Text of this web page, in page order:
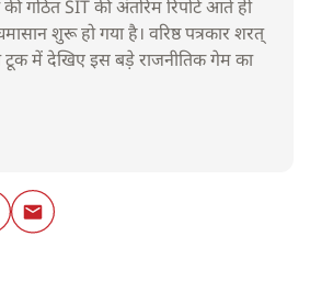
गठित SIT की अंतरिम रिपोर्ट आते ही
शुरू हो गया है। वरिष्ठ पत्रकार शरत्
टूक में देखिए इस बड़े राजनीतिक गेम का